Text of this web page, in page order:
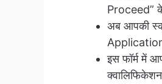
Proceed”
अब आपकी
इस फॉर्म में